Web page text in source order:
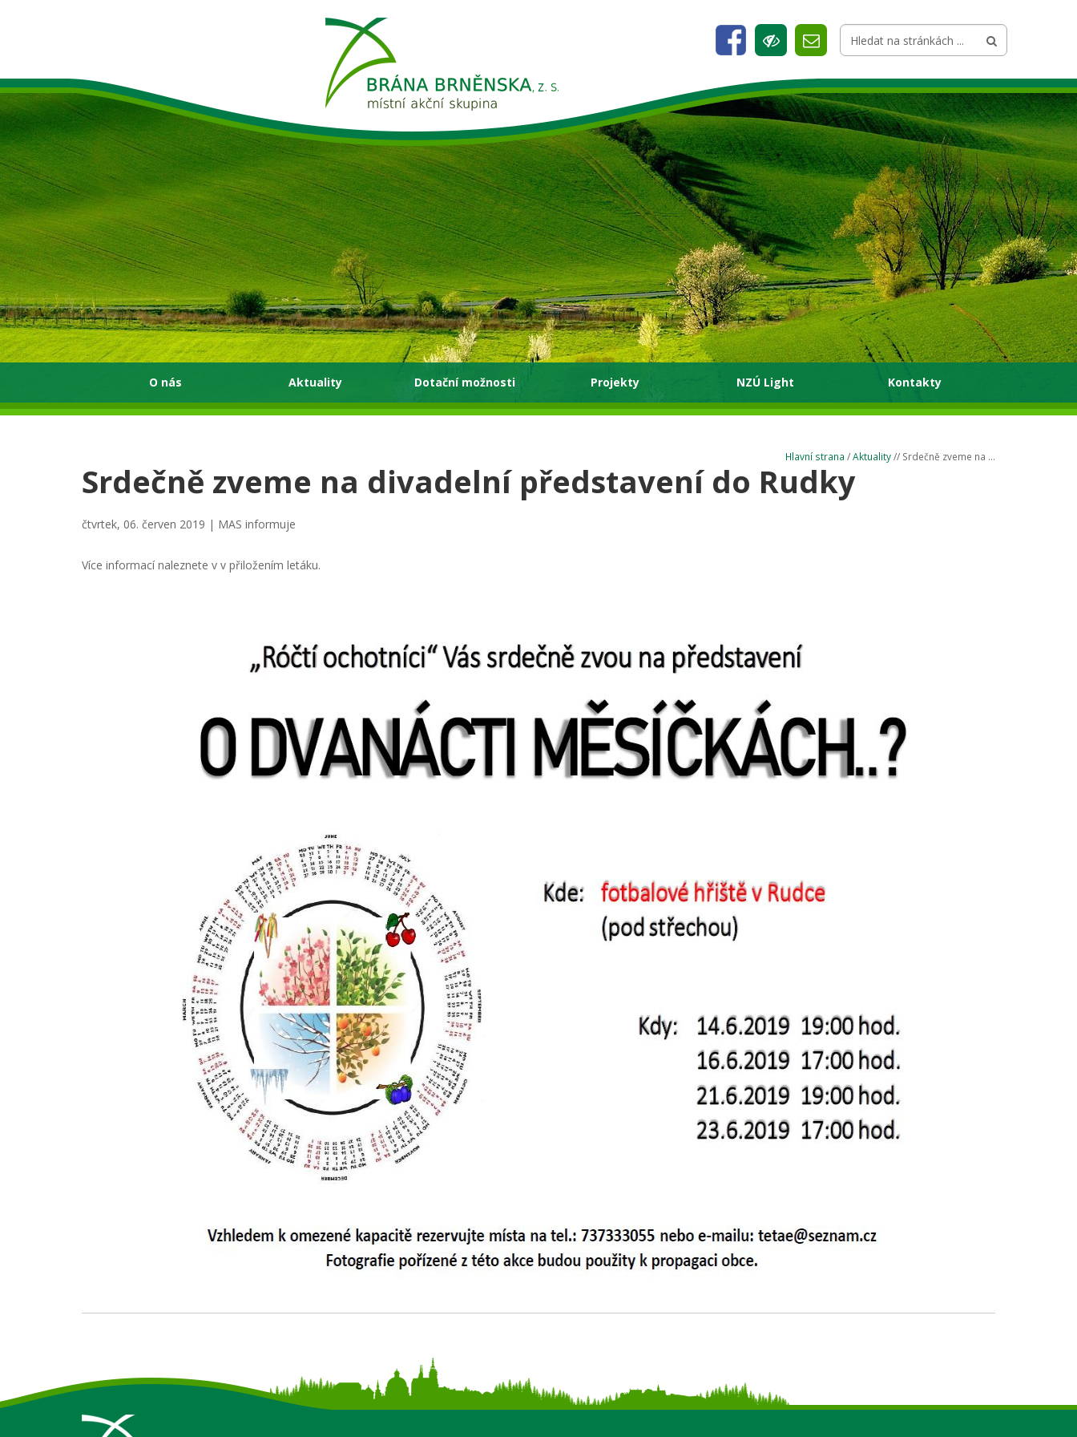
O nás Aktuality Dotační možnosti Projekty NZÚ Light Kontakty
Hlavní strana /Aktuality// Srdečně zveme na ...
Srdečně zveme na divadelní představení do Rudky
čtvrtek, 06. červen 2019 | MAS informuje
Více informací naleznete v v přiložením letáku.